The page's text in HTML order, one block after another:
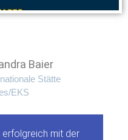
erfolgreich mit der
Baier
Stätte
EKS